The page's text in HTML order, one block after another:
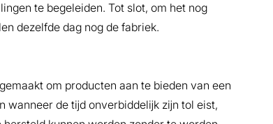
te begeleiden. Tot slot, om het nog
dezelfde dag nog de fabriek.
om producten aan te bieden van een
de tĳd onverbiddelĳk zĳn tol eist,